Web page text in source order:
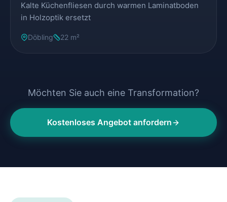
Kalte Küchenfliesen durch warmen Laminatboden
in Holzoptik ersetzt
Döbling 22 m²
Möchten Sie auch eine Transformation?
Kostenloses Angebot anfordern